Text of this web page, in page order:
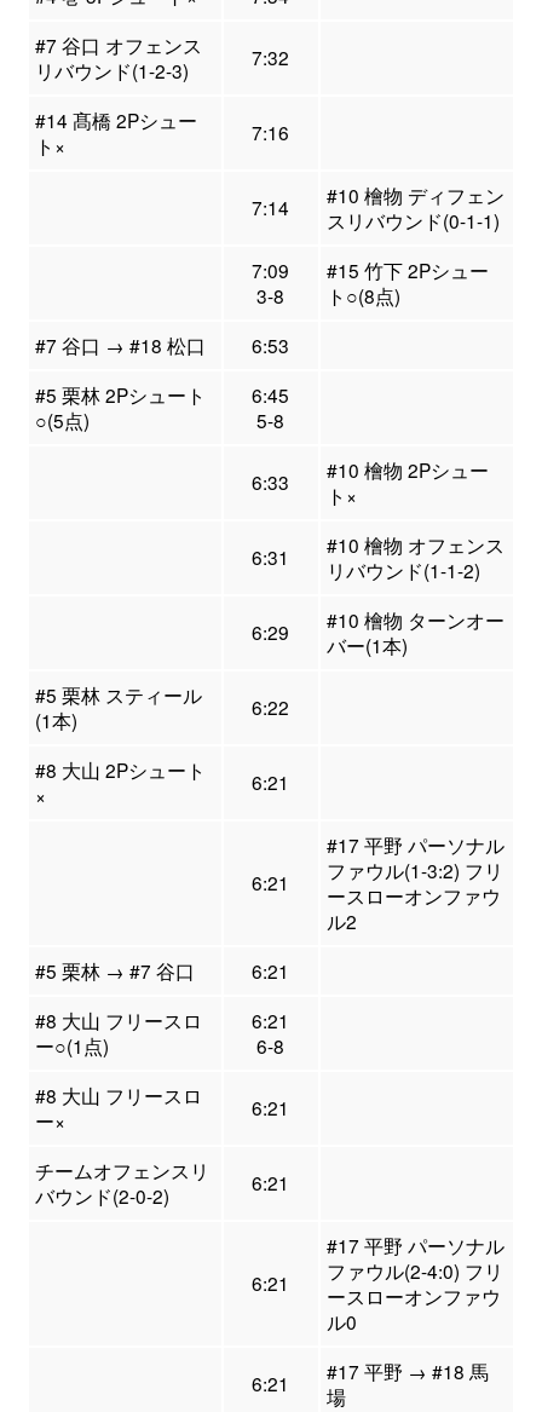
#7 谷口 オフェンス
リバウンド(1-2-3)
7:32
#14 髙橋 2Pシュー
ト×
7:16
7:14
#10 檜物 ディフェン
スリバウンド(0-1-1)
7:09
3-8
#15 竹下 2Pシュー
ト○(8点)
#7 谷口 → #18 松口
6:53
#5 栗林 2Pシュート
○(5点)
6:45
5-8
6:33
#10 檜物 2Pシュー
ト×
6:31
#10 檜物 オフェンス
リバウンド(1-1-2)
6:29
#10 檜物 ターンオー
バー(1本)
#5 栗林 スティール
(1本)
6:22
#8 大山 2Pシュート
×
6:21
6:21
#17 平野 パーソナル
ファウル(1-3:2) フリ
ースローオンファウ
ル2
#5 栗林 → #7 谷口
6:21
#8 大山 フリースロ
ー○(1点)
6:21
6-8
#8 大山 フリースロ
ー×
6:21
チームオフェンスリ
バウンド(2-0-2)
6:21
6:21
#17 平野 パーソナル
ファウル(2-4:0) フリ
ースローオンファウ
ル0
6:21
#17 平野 → #18 馬
場